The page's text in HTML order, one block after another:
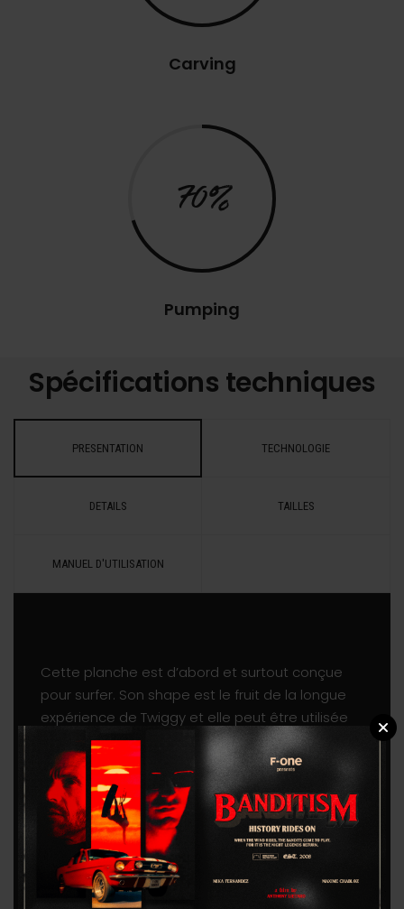
Carving
70%
Pumping
Spécifications techniques
PRESENTATION TECHNOLOGIE
DETAILS TAILLES
MANUEL D'UTILISATION
Cette planche est d’abord et surtout conçue
pour surfer. Son shape est le fruit de la longue
expérience de Twiggy et elle peut être utilisée
dans de nombreuses conditions de vague.
Cette board ultra polyvalente sera donc votre
compagnon idéal pour partir en surf trip. Très
bien équilibrée, les surfeurs aimeront sa facilité
d’utilisation et son confort dans tout type de
vagues.
Disponible en 5’8/30l, 6’0/33l et 6’4/40l, il existe